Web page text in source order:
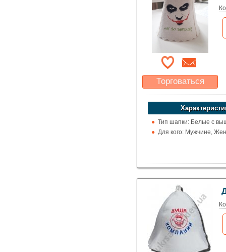
Торговаться
Какая цена Вас
устроит?
Указать цену
Тип шапки: Белые с
Для кого: Мужчине,